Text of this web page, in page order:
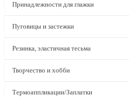
Принадлежности для глажки
Пуговицы и застежки
Резинка, эластичная тесьма
Творчество и хобби
Термоаппликации/Заплатки